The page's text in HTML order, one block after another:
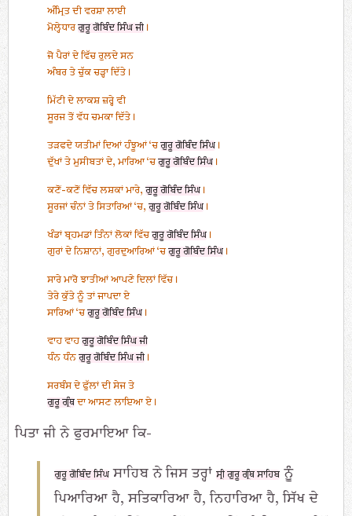
ਅੰਮ੍ਰਿਤ ਦੀ ਵਰਸ਼ਾ ਲਾਈ
ਮੋਲ੍ਹੇਧਾਰਗੁਰੂ ਗੋਬਿੰਦ ਸਿੰਘ ਜੀ
ਜੋ ਪੈਰਾਂ ਦੇ ਵਿੱਚ ਰੁਲਦੇ ਸਨ
ਅੰਬਰ ਤੇ ਚੁੱਕ ਚੜ੍ਹਾ ਦਿੱਤੇ।
ਮਿੱਟੀ ਦੇ ਲਾਕਸ਼ ਜ਼ਰ੍ਹੇ ਵੀ
ਸੂਰਜ ਤੋਂ ਵੱਧ ਚਮਕਾ ਦਿੱਤੇ।
ਤੜਫਦੇ ਯਤੀਮਾਂ ਦਿਆਂ ਹੰਝੂਆਂ ‘ਚਗੁਰੂ ਗੋਬਿੰਦ ਸਿੰਘ
ਦੁੱਖਾਂ ਤੇ ਮੁਸੀਬਤਾਂ ਦੇ, ਮਾਰਿਆ ‘ਚਗੁਰੂ ਗੋਬਿੰਦ ਸਿੰਘ
ਕਣੋਂ-ਕਣੋਂ ਵਿੱਚ ਲਸ਼ਕਾਂ ਮਾਰੇ,ਗੁਰੂ ਗੋਬਿੰਦ ਸਿੰਘ
ਸੂਰਜਾਂ ਚੰਨਾਂ ਤੇ ਸਿਤਾਰਿਆਂ ‘ਚ,ਗੁਰੂ ਗੋਬਿੰਦ ਸਿੰਘ
ਖੰਡਾਂ ਬ੍ਰਹਮਡਾਂ ਤਿੰਨਾਂ ਲੋਕਾਂ ਵਿੱਚਗੁਰੂ ਗੋਬਿੰਦ ਸਿੰਘ
ਗੁਰਾਂ ਦੇ ਨਿਸ਼ਾਨਾਂ, ਗੁਰਦੁਆਰਿਆਂ ‘ਚਗੁਰੂ ਗੋਬਿੰਦ ਸਿੰਘ
ਸਾਰੇ ਮਾਰੋ ਝਾਤੀਆਂ ਆਪਣੇ ਦਿਲਾਂ ਵਿੱਚ।
ਤੇਰੇ ਕੁੱਤੇ ਨੂੰ ਤਾਂ ਜਾਪਦਾ ਏ
ਸਾਰਿਆਂ ‘ਚਗੁਰੂ ਗੋਬਿੰਦ ਸਿੰਘ
ਵਾਹ ਵਾਹਗੁਰੂ ਗੋਬਿੰਦ ਸਿੰਘ ਜੀ
ਧੰਨ ਧੰਨਗੁਰੂ ਗੋਬਿੰਦ ਸਿੰਘ ਜੀ
ਸਰਬੰਸ ਦੇ ਫੁੱਲਾਂ ਦੀ ਸੇਜ ਤੇ
ਗੁਰੂ ਗ੍ਰੰਥ ਦਾ ਆਸਣ ਲਾਇਆ ਏ।
ਪਿਤਾ ਜੀ ਨੇ ਫੁਰਮਾਇਆ ਕਿ-
ਗੁਰੂ ਗੋਬਿੰਦ ਸਿੰਘਸਾਹਿਬ ਨੇ ਜਿਸ ਤਰ੍ਹਾਂ ਸ੍ਰੀ ਗੁਰੂ ਗ੍ਰੰਥ ਸਾਹਿਬਨੂੰ
ਪਿਆਰਿਆ ਹੈ, ਸਤਿਕਾਰਿਆ ਹੈ, ਨਿਹਾਰਿਆ ਹੈ, ਸਿੱਖ ਦੇ